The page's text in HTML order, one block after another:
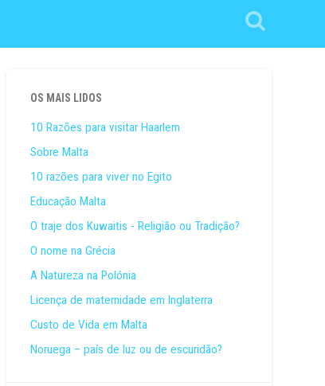
OS MAIS LIDOS
10 Razões para visitar Haarlem
Sobre Malta
10 razões para viver no Egito
Educação Malta
O traje dos Kuwaitis - Religião ou Tradição?
O nome na Grécia
A Natureza na Polónia
Licença de maternidade em Inglaterra
Custo de Vida em Malta
Noruega – país de luz ou de escuridão?